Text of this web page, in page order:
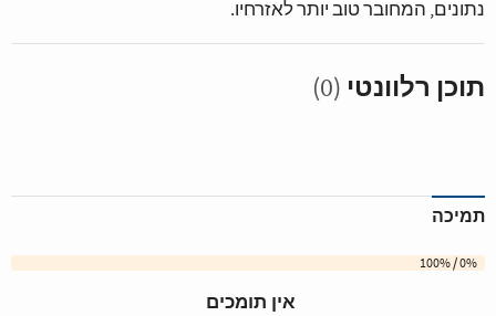
נתונים, המחובר טוב יותר לאזרחיו.
תוכן רלוונטי (0)
תמיכה
0% / 100%
אין תומכים